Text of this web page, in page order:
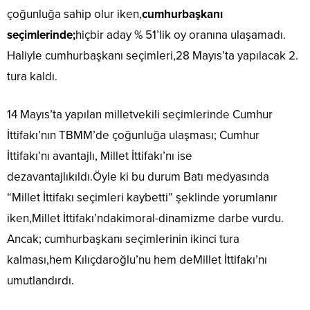
çoğunluğa sahip olur iken,cumhurbaşkanı
seçimlerinde;hiçbir aday % 51’lik oy oranına ulaşamadı.
Haliyle cumhurbaşkanı seçimleri,28 Mayıs’ta yapılacak 2.
tura kaldı.
14 Mayıs’ta yapılan milletvekili seçimlerinde Cumhur
İttifakı’nın TBMM’de çoğunluğa ulaşması; Cumhur
İttifakı’nı avantajlı, Millet İttifakı’nı ise
dezavantajlıkıldı.Öyle ki bu durum Batı medyasında
“Millet İttifakı seçimleri kaybetti” şeklinde yorumlanır
iken,Millet İttifakı’ndakimoral-dinamizme darbe vurdu.
Ancak; cumhurbaşkanı seçimlerinin ikinci tura
kalması,hem Kılıçdaroğlu’nu hem deMillet İttifakı’nı
umutlandırdı.